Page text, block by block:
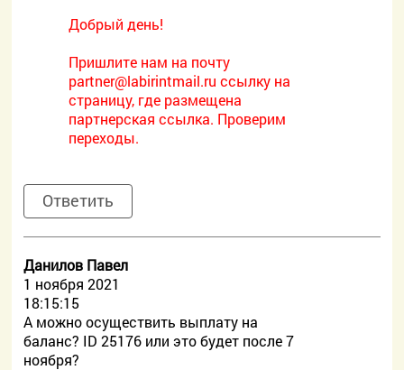
Добрый день!
Пришлите нам на почту
partner@labirintmail.ru ссылку на
страницу, где размещена
партнерская ссылка. Проверим
переходы.
Ответить
Данилов Павел
1 ноября 2021
18:15:15
А можно осуществить выплату на
баланс? ID 25176 или это будет после 7
ноября?